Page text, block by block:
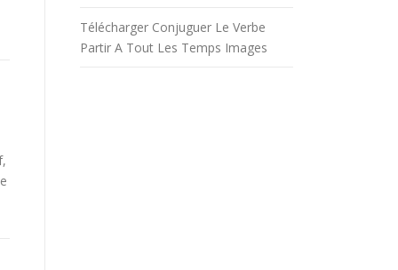
Télécharger Conjuguer Le Verbe
Partir A Tout Les Temps Images